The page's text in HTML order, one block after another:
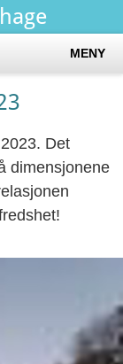
MENY
Det
dimensjonene